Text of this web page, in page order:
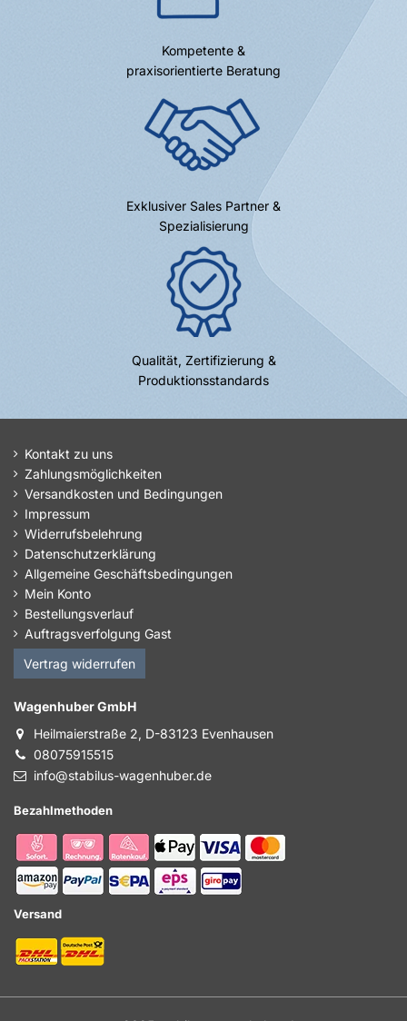
Kompetente &
praxisorientierte Beratung
Exklusiver Sales Partner &
Spezialisierung
Qualität, Zertifizierung &
Produktionsstandards
Kontakt zu uns
Zahlungsmöglichkeiten
Versandkosten und Bedingungen
Impressum
Widerrufsbelehrung
Datenschutzerklärung
Allgemeine Geschäftsbedingungen
Mein Konto
Bestellungsverlauf
Auftragsverfolgung Gast
Vertrag widerrufen
Wagenhuber GmbH
Heilmaierstraße 2, D-83123 Evenhausen
08075915515
info@stabilus-wagenhuber.de
Bezahlmethoden
Versand